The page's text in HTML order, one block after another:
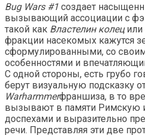
Bug Wars #1 создает
вызывающий ассоциации с
такой как Властелин колецили
фракции насекомых кажутся
сформулированными, со
особенностями и
С одной стороны, есть грубо
берут визуальную подсказку
Warharmmerфраншиза, в то
вызывают в памяти Римскую
доспехами и выразительно
речи. Представляя эти две